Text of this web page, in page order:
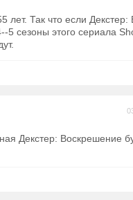
лет. Так что если
5 сезоны этого сериала
Декстер: Воскрешение